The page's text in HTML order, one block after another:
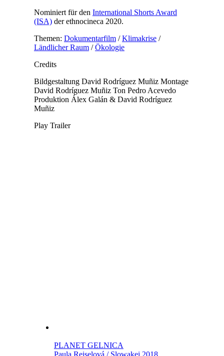
Nominiert für den International Shorts Award
(ISA)der ethnocineca 2020.
Themen: Dokumentarfilm/Klimakrise/
Ländlicher Raum/Ökologie
Credits
Bildgestaltung David Rodríguez Muñiz Montage
David Rodríguez Muñiz Ton Pedro Acevedo
Produktion Álex Galán & David Rodríguez
Muñiz
Play Trailer
PLANET GELNICA
Paula Reiselová / Slowakei 2018